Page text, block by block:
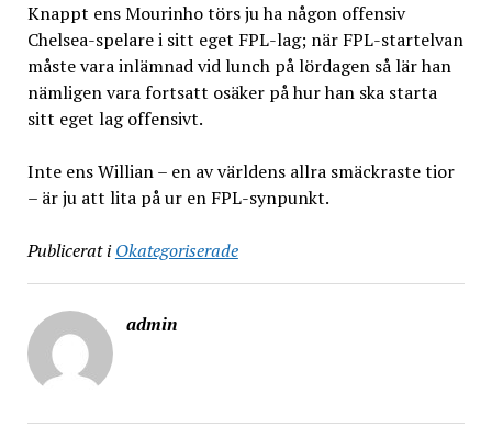
Knappt ens Mourinho törs ju ha någon offensiv
Chelsea-spelare i sitt eget FPL-lag; när FPL-startelvan
måste vara inlämnad vid lunch på lördagen så lär han
nämligen vara fortsatt osäker på hur han ska starta
sitt eget lag offensivt.
Inte ens Willian – en av världens allra smäckraste tior
– är ju att lita på ur en FPL-synpunkt.
Publicerat i Okategoriserade
admin